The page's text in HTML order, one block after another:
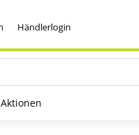
Händlerlogin
Aktionen